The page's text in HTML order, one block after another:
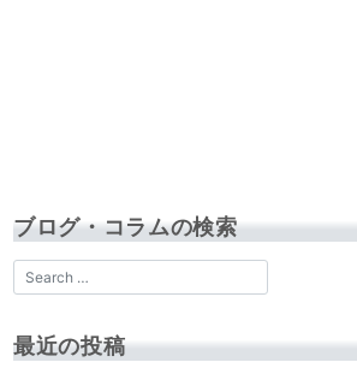
ブログ・コラムの検索
最近の投稿